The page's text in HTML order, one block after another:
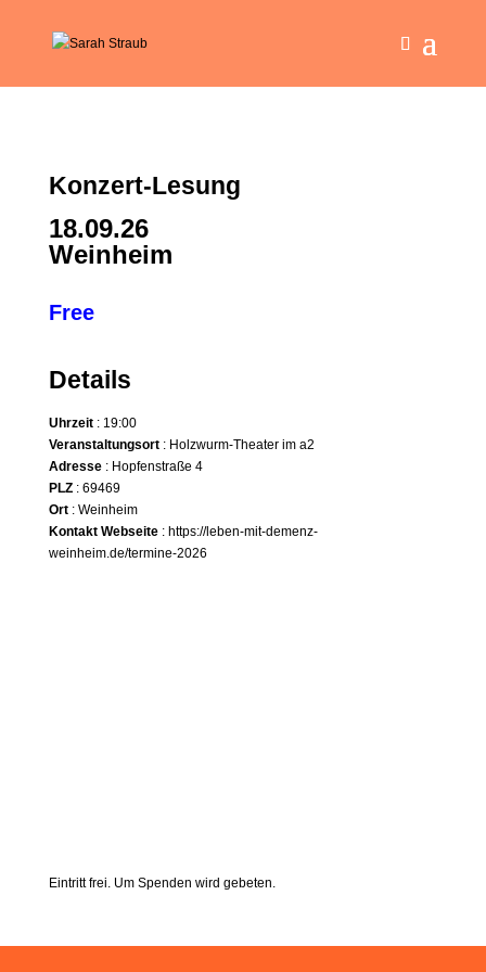
Konzert-Lesung
18.09.26
Weinheim
Free
Details
Uhrzeit: 19:00
Veranstaltungsort: Holzwurm-Theater im a2
Adresse: Hopfenstraße 4
PLZ: 69469
Ort: Weinheim
Kontakt Webseite: https://leben-mit-demenz-
weinheim.de/termine-2026
Eintritt frei. Um Spenden wird gebeten.